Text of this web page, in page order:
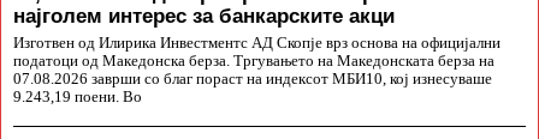
најголем интерес за банкарските акци
Изготвен од Илирика Инвестментс АД Скопје врз основа на официјални
податоци од Македонска берза. Тргувањето на Македонската берза на
07.08.2026 заврши со благ пораст на индексот МБИ10, кој изнесуваше
9.243,19 поени. Во